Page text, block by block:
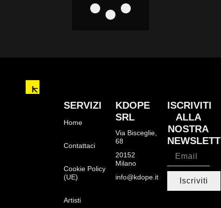
SERVIZI
Home
Contattaci
Cookie Policy
(UE)
Artisti
KDOPE
SRL
Via Bisceglie,
68
20152
Milano
info@kdope.it
ISCRIVITI
ALLA
NOSTRA
Iscriviti